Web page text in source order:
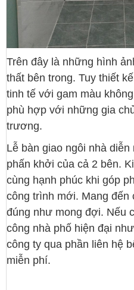
Trên đây là những hình
thất bên trong. Tuy thiết
tinh tế với gam màu
phù hợp với những gia
trương.
Lễ bàn giao ngôi nhà
phấn khởi của cả 2 bên.
cùng hạnh phúc khi góp
công trình mới. Mang đến
đúng như mong đợi. Nếu
công nhà phố hiện đại
công ty qua phần liên hệ
miễn phí.